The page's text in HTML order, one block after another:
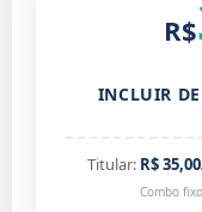
R$
INCLUIR
Titular: R$
Combo